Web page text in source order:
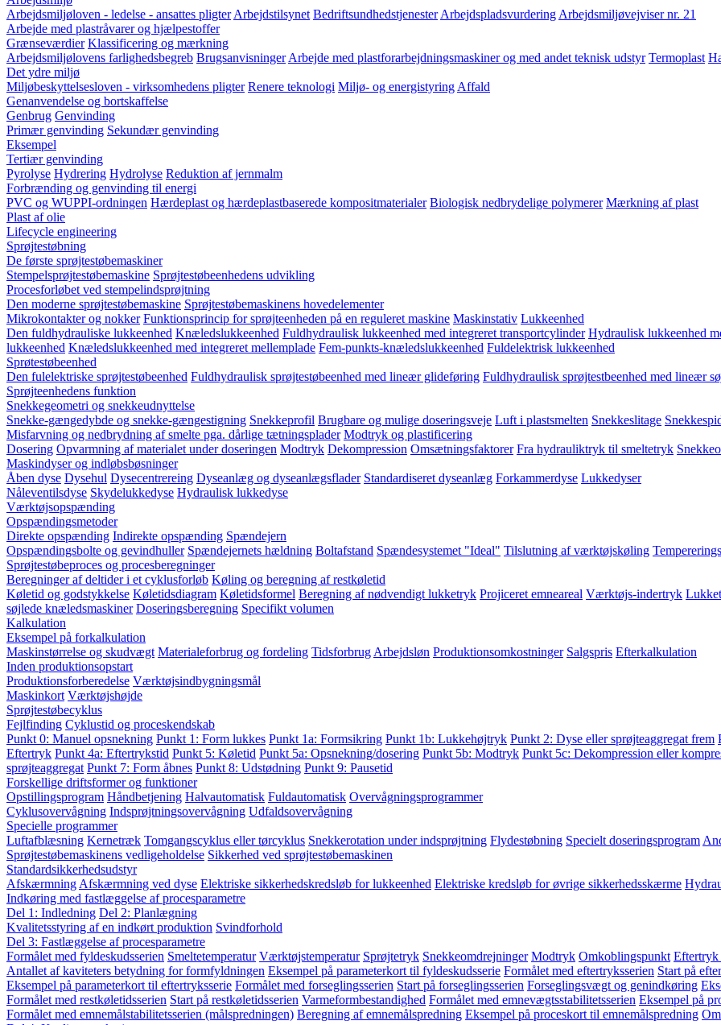
Arbejdsmiljøloven - ledelse - ansattes pligter Arbejdstilsynet Bedriftsundhedstjenester Arbejdspladsvurdering Arbejdsmiljøvejviser nr. 21
Arbejde med plastråvarer og hjælpestoffer
Grænseværdier Klassificering og mærkning
Arbejdsmiljølovens farlighedsbegreb Brugsanvisninger Arbejde med plastforarbejdningsmaskiner og med andet teknisk udstyr Termoplast
Det ydre miljø
Miljøbeskyttelsesloven - virksomhedens pligter Renere teknologi Miljø- og energistyring Affald
Genanvendelse og bortskaffelse
Genbrug Genvinding
Primær genvinding Sekundær genvinding
Eksempel
Tertiær genvinding
Pyrolyse Hydrering Hydrolyse Reduktion af jernmalm
Forbrænding og genvinding til energi
PVC og WUPPI-ordningen Hærdeplast og hærdeplastbaserede kompositmaterialer Biologisk nedbrydelige polymerer Mærkning af plast
Plast af olie
Lifecycle engineering
Sprøjtestøbning
De første sprøjtestøbemaskiner
Stempelsprøjtestøbemaskine Sprøjtestøbeenhedens udvikling
Procesforløbet ved stempelindsprøjtning
Den moderne sprøjtestøbemaskine Sprøjtestøbemaskinens hovedelementer
Mikrokontakter og nokker Funktionsprincip for sprøjteenheden på en reguleret maskine Maskinstativ Lukkeenhed
Den fuldhydrauliske lukkeenhed Knæledslukkeenhed Fuldhydraulisk lukkeenhed med integreret transportcylinder Hydraulisk lukkeenhed
lukkeenhed Knæledslukkeenhed med integreret mellemplade Fem-punkts-knæledslukkeenhed Fuldelektrisk lukkeenhed
Sprøtestøbeenhed
Den fulelektriske sprøjtestøbeenhed Fuldhydraulisk sprøjtestøbeenhed med lineær glideføring Fuldhydraulisk sprøjtestbeenhed med lineær
Sprøjteenhedens funktion
Snekkegeometri og snekkeudnyttelse
Snekke-gængedybde og snekke-gængestigning Snekkeprofil Brugbare og mulige doseringsveje Luft i plastsmelten Snekkeslitage
Misfarvning og nedbrydning af smelte pga. dårlige tætningsplader Modtryk og plastificering
Dosering Opvarmning af materialet under doseringen Modtryk Dekompression Omsætningsfaktorer Fra hydrauliktryk til smeltetryk
Maskindyser og indløbsbøsninger
Åben dyse Dysehul Dysecentrereing Dyseanlæg og dyseanlægsflader Standardiseret dyseanlæg Forkammerdyse Lukkedyser
Nåleventilsdyse Skydelukkedyse Hydraulisk lukkedyse
Værktøjsopspænding
Opspændingsmetoder
Direkte opspænding Indirekte opspænding Spændejern
Opspændingsbolte og gevindhuller Spændejernets hældning Boltafstand Spændesystemet "Ideal" Tilslutning af værktøjskøling
Sprøjtestøbeproces og procesberegninger
Beregninger af deltider i et cyklusforløb Køling og beregning af restkøletid
Køletid og godstykkelse Køletidsdiagram Køletidsformel Beregning af nødvendigt lukketryk Projiceret emneareal Værktøjs-indertryk
søjlede knæledsmaskiner Doseringsberegning Specifikt volumen
Kalkulation
Eksempel på forkalkulation
Maskinstørrelse og skudvægt Materialeforbrug og fordeling Tidsforbrug Arbejdsløn Produktionsomkostninger Salgspris Efterkalkulation
Inden produktionsopstart
Produktionsforberedelse Værktøjsindbygningsmål
Maskinkort Værktøjshøjde
Sprøjtestøbecyklus
Fejlfinding Cyklustid og proceskendskab
Punkt 0: Manuel opsnekning Punkt 1: Form lukkes Punkt 1a: Formsikring Punkt 1b: Lukkehøjtryk Punkt 2: Dyse eller sprøjteaggregat frem
Eftertryk Punkt 4a: Eftertrykstid Punkt 5: Køletid Punkt 5a: Opsnekning/dosering Punkt 5b: Modtryk Punkt 5c: Dekompression eller
sprøjteaggregat Punkt 7: Form åbnes Punkt 8: Udstødning Punkt 9: Pausetid
Forskellige driftsformer og funktioner
Opstillingsprogram Håndbetjening Halvautomatisk Fuldautomatisk Overvågningsprogrammer
Cyklusovervågning Indsprøjtningsovervågning Udfaldsovervågning
Specielle programmer
Luftafblæsning Kernetræk Tomgangscyklus eller tørcyklus Snekkerotation under indsprøjtning Flydestøbning Specielt doseringsprogram
Sprøjtestøbemaskinens vedligeholdelse Sikkerhed ved sprøjtestøbemaskinen
Standardsikkerhedsudstyr
Afskærmning Afskærmning ved dyse Elektriske sikkerhedskredsløb for lukkeenhed Elektriske kredsløb for øvrige sikkerhedsskærme
Indkøring med fastlæggelse af procesparametre
Del 1: Indledning Del 2: Planlægning
Kvalitetsstyring af en indkørt produktion Svindforhold
Del 3: Fastlæggelse af procesparametre
Formålet med fyldeskudsserien Smeltetemperatur Værktøjstemperatur Sprøjtetryk Snekkeomdrejninger Modtryk Omkoblingspunkt Eftertryk
Antallet af kaviteters betydning for formfyldningen Eksempel på parameterkort til fyldeskudsserie Formålet med eftertryksserien Start på
Eksempel på parameterkort til eftertryksserie Formålet med forseglingsserien Start på forseglingsserien Forseglingsvægt og genindkøring
Formålet med restkøletidsserien Start på restkøletidsserien Varmeformbestandighed Formålet med emnevægtsstabilitetsserien Eksempel på
Formålet med emnemålstabilitetsserien (målspredningen) Beregning af emnemålspredning Eksempel på proceskort til emnemålspredning